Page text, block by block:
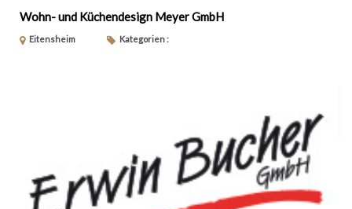
Wohn- und Küchendesign Meyer GmbH
Eitensheim Kategorien :